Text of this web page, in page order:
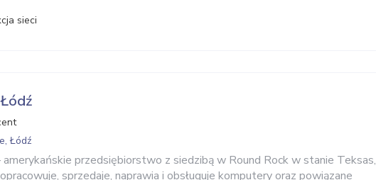
sieci
Łódź
przedsiębiorstwo z siedzibą w Round Rock w stanie Teksas,
sprzedaje, naprawia i obsługuje komputery oraz powiązane